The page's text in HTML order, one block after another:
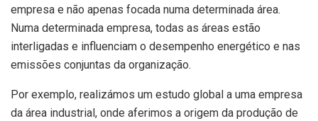
empresa e não apenas focada numa determinada área.
Numa determinada empresa, todas as áreas estão
interligadas e influenciam o desempenho energético e nas
emissões conjuntas da organização.
Por exemplo, realizámos um estudo global a uma empresa
da área industrial, onde aferimos a origem da produção de